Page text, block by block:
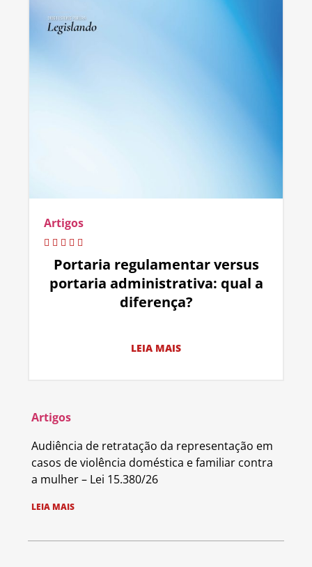
Artigos
Portaria regulamentar versus
portaria administrativa: qual a
diferença?
LEIA MAIS
Artigos
Audiência de retratação da representação em
casos de violência doméstica e familiar contra
a mulher – Lei 15.380/26
LEIA MAIS